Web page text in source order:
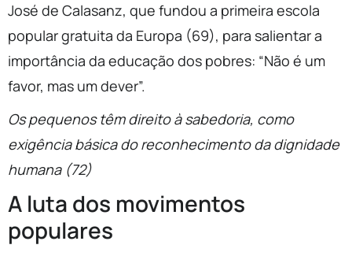
José de Calasanz, que fundou a primeira escola
popular gratuita da Europa (69), para salientar a
importância da educação dos pobres: “Não é um
favor, mas um dever”.
Os pequenos têm direito à sabedoria, como
exigência básica do reconhecimento da dignidade
humana (72)
A luta dos movimentos
populares